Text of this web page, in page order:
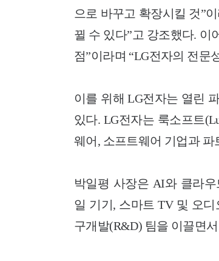
으로 바꾸고 확장시킬 것”
뀔 수 있다”고 강조했다. 이
점”이라며 “LG전자의 전문
이를 위해LG전자는 열린
있다.LG전자는 룩소프트
웨어, 소프트웨어 기업과
박일평 사장은 AI와 클라
일 기기, 스마트 TV 및 오
구개발(R&D) 팀을 이끌면